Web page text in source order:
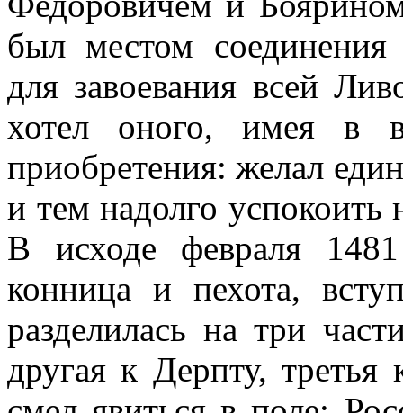
был местом соединения
для завоевания всей
хотел оного, имея в
приобретения: желал
и тем надолго
В исходе февраля
конница и пехота,
разделилась на три
другая к Дерпту,